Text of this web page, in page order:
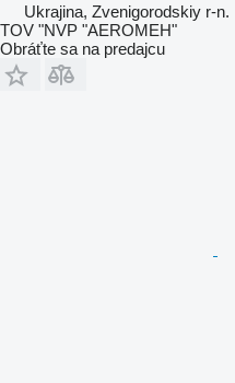
Ukrajina, Zvenigorodskiy r-n.
TOV "NVP "AEROMEH"
Obráťte sa na predajcu